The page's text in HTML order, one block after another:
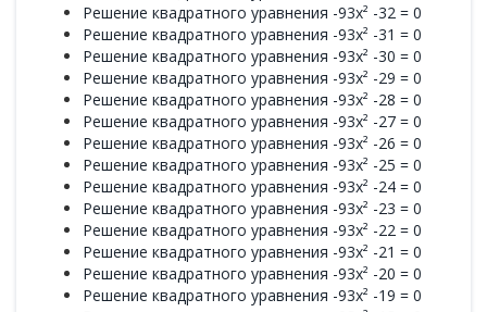
Решение квадратного уравнения -93x² -32 = 0
Решение квадратного уравнения -93x² -31 = 0
Решение квадратного уравнения -93x² -30 = 0
Решение квадратного уравнения -93x² -29 = 0
Решение квадратного уравнения -93x² -28 = 0
Решение квадратного уравнения -93x² -27 = 0
Решение квадратного уравнения -93x² -26 = 0
Решение квадратного уравнения -93x² -25 = 0
Решение квадратного уравнения -93x² -24 = 0
Решение квадратного уравнения -93x² -23 = 0
Решение квадратного уравнения -93x² -22 = 0
Решение квадратного уравнения -93x² -21 = 0
Решение квадратного уравнения -93x² -20 = 0
Решение квадратного уравнения -93x² -19 = 0